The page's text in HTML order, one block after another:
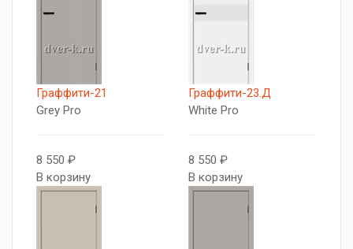
Граффити-21
Grey Pro
8 550 ₽
В корзину
Граффити-23.Д
White Pro
8 550 ₽
В корзину